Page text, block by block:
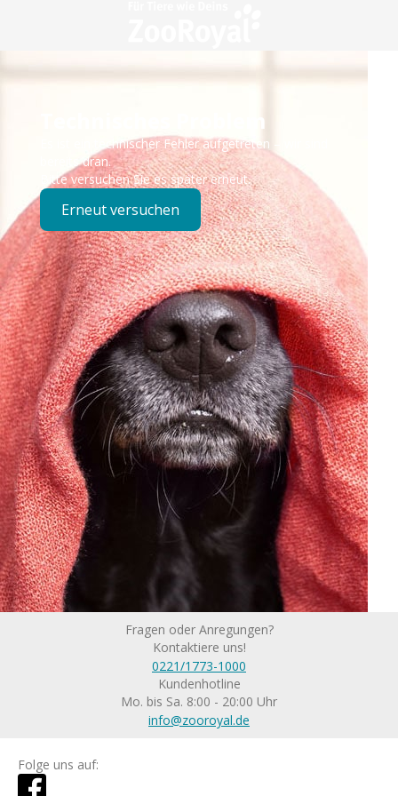
Technisches Problem
Es ist ein technischer Fehler aufgetreten – wir sind
bereits dran.
Bitte versuchen Sie es später erneut.
Erneut versuchen
Fragen oder Anregungen?
Kontaktiere uns!
0221/1773-1000
Kundenhotline
Mo. bis Sa. 8:00 - 20:00 Uhr
info@zooroyal.de
Folge uns auf: